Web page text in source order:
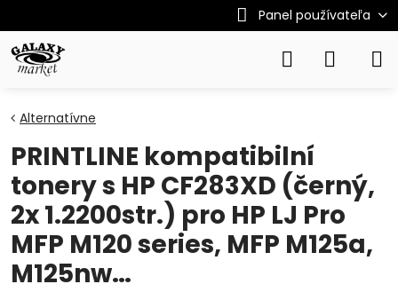
Panel používateľa
Alternatívne
PRINTLINE kompatibilní
tonery s HP CF283XD (černý,
2x 1.2200str.) pro HP LJ Pro
MFP M120 series, MFP M125a,
M125nw…